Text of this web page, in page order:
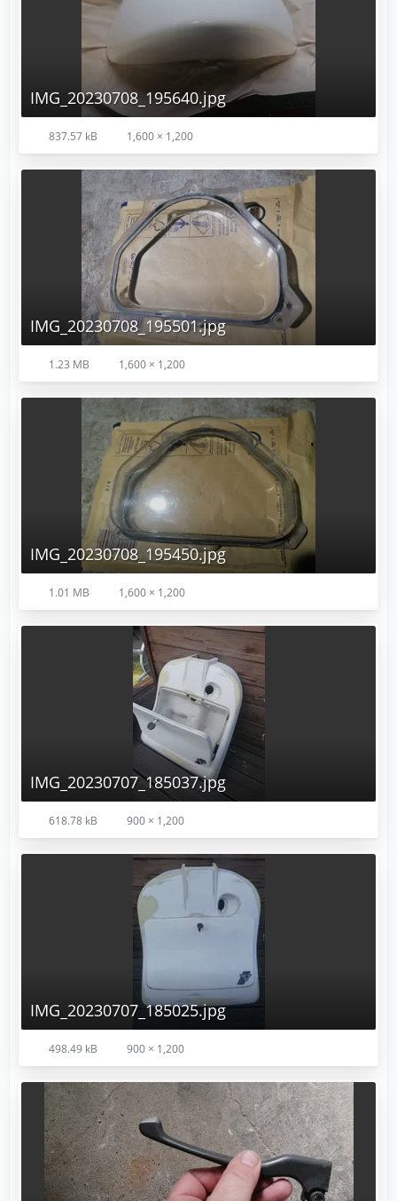
IMG_20230708_195640.jpg
837.57 kB 1,600 × 1,200
IMG_20230708_195501.jpg
1.23 MB 1,600 × 1,200
IMG_20230708_195450.jpg
1.01 MB 1,600 × 1,200
IMG_20230707_185037.jpg
618.78 kB 900 × 1,200
IMG_20230707_185025.jpg
498.49 kB 900 × 1,200